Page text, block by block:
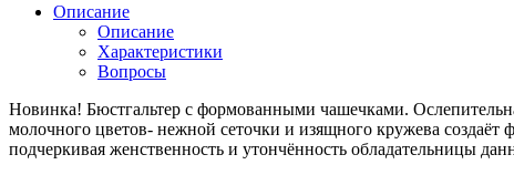
Описание
Описание
Характеристики
Вопросы
Новинка! Бюстгальтер с формованными чашечками.
молочного цветов- нежной сеточки и изящного кружева создаёт
подчеркивая женственность и утончённость обладательницы